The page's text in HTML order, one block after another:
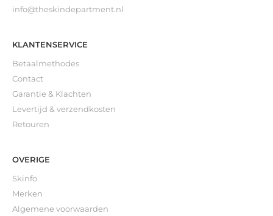
info@theskindepartment.nl
KLANTENSERVICE
Betaalmethodes
Contact
Garantie & Klachten
Levertijd & verzendkosten
Retouren
OVERIGE
Skinfo
Merken
Algemene voorwaarden